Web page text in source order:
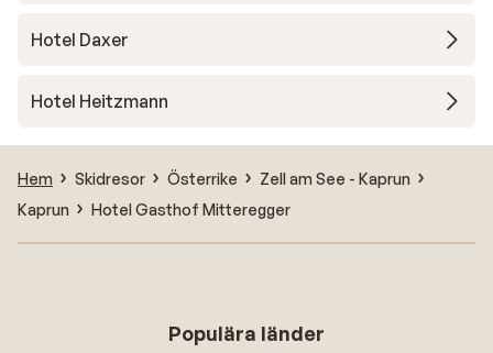
Hotel Daxer
Hotel Heitzmann
Hem Skidresor Österrike
Zell am See - Kaprun
Kaprun
Hotel Gasthof Mitteregger
Populära länder